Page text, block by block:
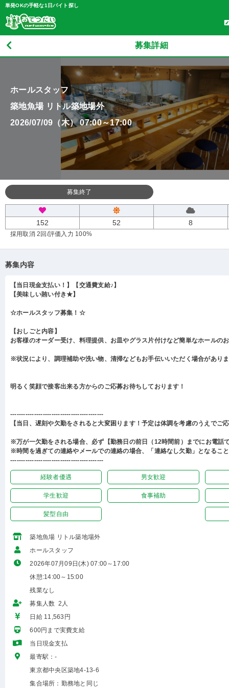
単発OKの手軽な1日バイト探し
募集詳細
ホールスタッフ
築地魚場 リトル築地場外
2026/07/09（木） 07:00～17:00
募集終了
152 52 8
採用取消 2回 /評価入力 100%
募集内容
【当日現金支払い！】【交通費支給♪】
【美味しい賄い付き★】
☆ホールスタッフ募集！☆
【おしごと内容】
お客様のオーダー受け、料理提供、お皿やグラス片付けなど簡単なホールの
※状況により、調理補助や洗い物、清掃などもお手伝いいただく場合があり
明るく笑顔で接客出来る方からのご応募お待ちしております！
-------------------------------------------
【当日、遅刻や欠勤をされると大変困ります！予定は体調を考慮のうえでご
※万が一欠勤をされる場合、必ず【勤務日の前日（12時間前）までにお電話
※時間を過ぎての連絡やメールでの連絡の場合、「連絡なし欠勤」となるこ
-------------------------------------------
経験者優遇 男女歓迎
学生歓迎 食事補助
髪型自由
築地魚場 リトル築地場外
ホールスタッフ
2026年07月09日(木) 07:00～17:00
休憩:14:00～15:00
残業なし
募集人数 2人
日給 11,563円
600円まで実費支給
当日現金支払
最寄駅：-
東京都中央区築地4-13-6
集合場所：勤務地と同じ